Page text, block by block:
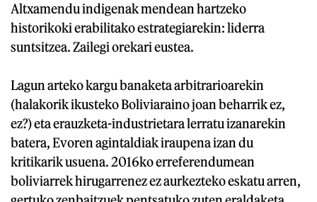
Altxamendu indigenak mendean hartzeko
historikoki erabilitako estrategiarekin: liderra
suntsitzea. Zailegi orekari eustea.
Lagun arteko kargu banaketa arbitrarioarekin
(halakorik ikusteko Boliviaraino joan beharrik ez,
ez?) eta erauzketa-industrietara lerratu izanarekin
batera, Evoren agintaldiak iraupena izan du
kritikarik usuena. 2016ko erreferendumean
boliviarrek hirugarrenez ez aurkezteko eskatu arren,